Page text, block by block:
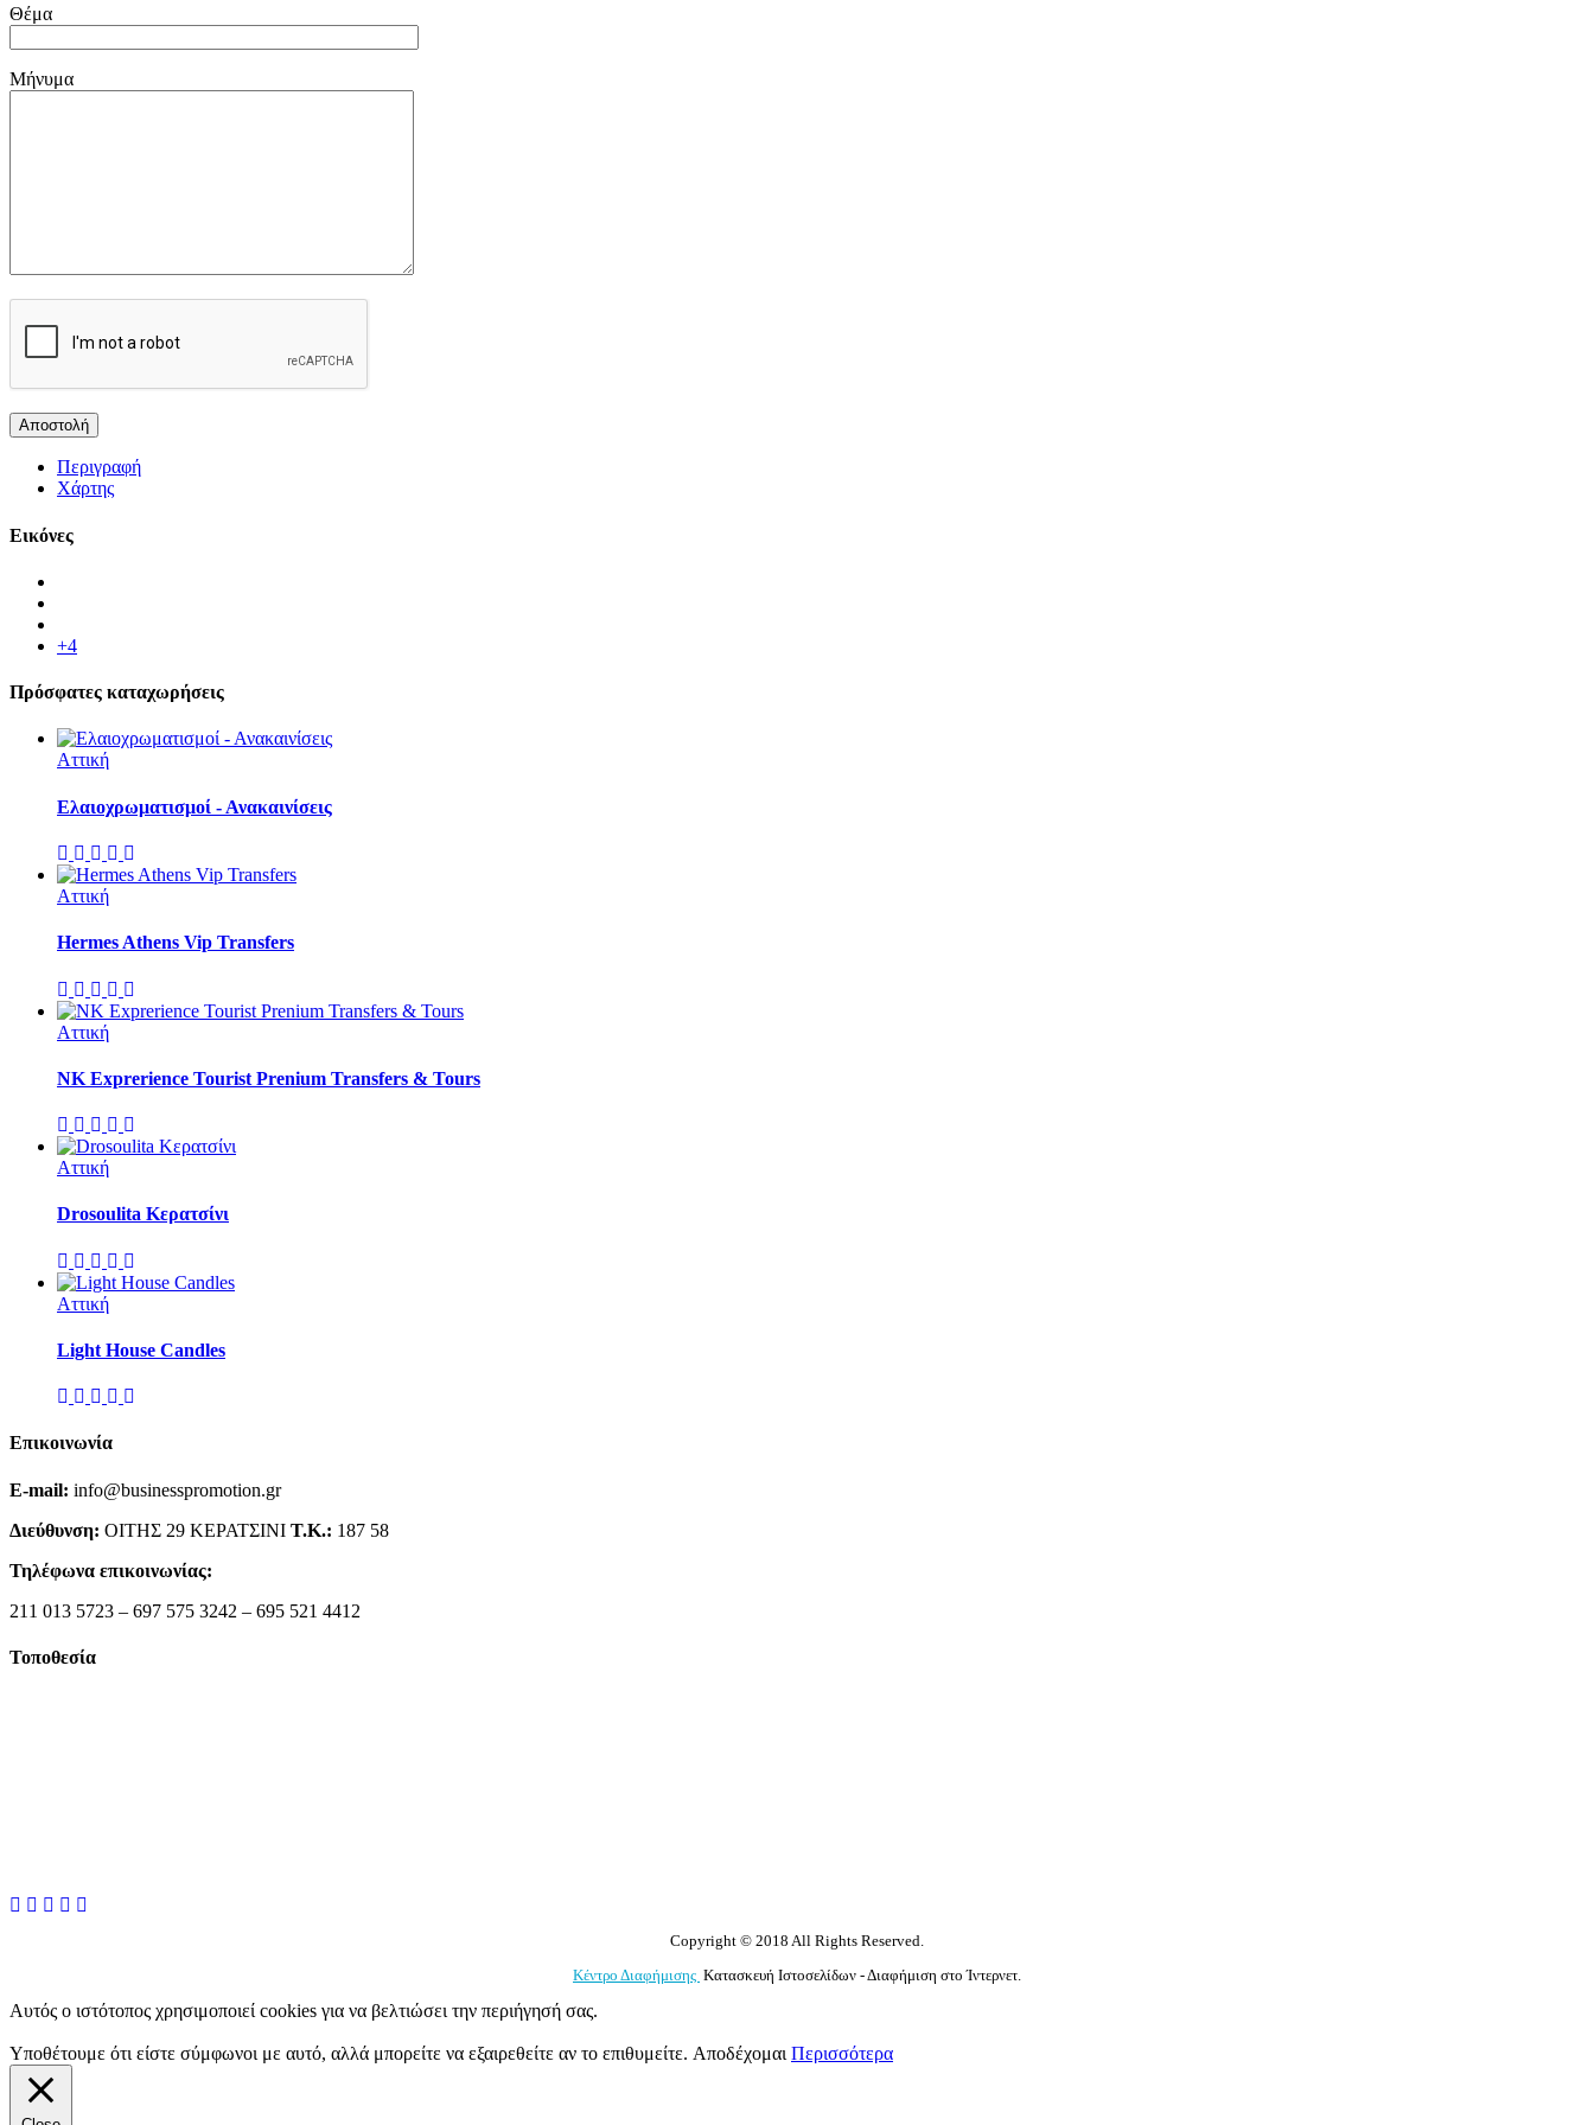
Θέμα
Μήνυμα
Περιγραφή
Χάρτης
Εικόνες
+4
Πρόσφατες καταχωρήσεις
Αττική
Ελαιοχρωματισμοί - Ανακαινίσεις
Αττική
Hermes Athens Vip Transfers
Αττική
NK Exprerience Tourist Prenium Transfers & Tours
Αττική
Drosoulita Κερατσίνι
Αττική
Light House Candles
Επικοινωνία
E-mail: info@businesspromotion.gr
Διεύθυνση: ΟΙΤΗΣ 29 ΚΕΡΑΤΣΙΝΙ Τ.Κ.: 187 58
Τηλέφωνα επικοινωνίας:
211 013 5723 – 697 575 3242 – 695 521 4412
Τοποθεσία
Copyright © 2018 All Rights Reserved.
Κέντρο Διαφήμισης Κατασκευή Ιστοσελίδων - Διαφήμιση στο Ίντερνετ.
Αυτός ο ιστότοπος χρησιμοποιεί cookies για να βελτιώσει την περιήγησή σας.
Υποθέτουμε ότι είστε σύμφωνοι με αυτό, αλλά μπορείτε να εξαιρεθείτε αν το επιθυμείτε. Αποδέχομαι Περισσότερα